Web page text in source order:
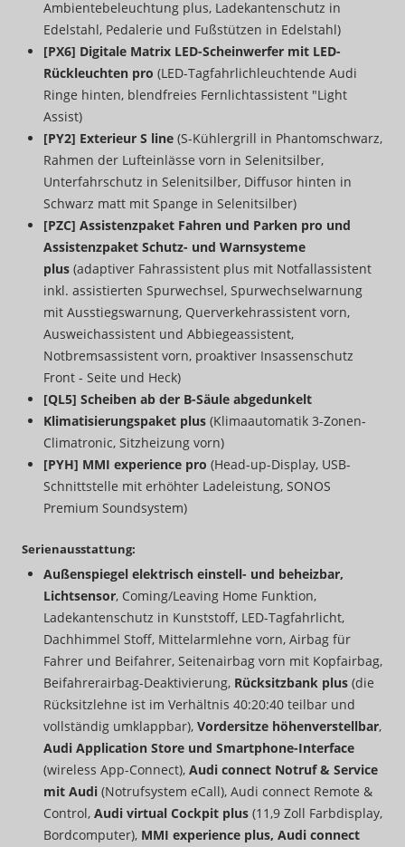
Ambientebeleuchtung plus, Ladekantenschutz in
Edelstahl, Pedalerie und Fußstützen in Edelstahl)
[PX6] Digitale Matrix LED-Scheinwerfer mit LED-
Rückleuchten pro (LED-Tagfahrlichleuchtende Audi
Ringe hinten, blendfreies Fernlichtassistent "Light
Assist)
[PY2] Exterieur S line (S-Kühlergrill in Phantomschwarz,
Rahmen der Lufteinlässe vorn in Selenitsilber,
Unterfahrschutz in Selenitsilber, Diffusor hinten in
Schwarz matt mit Spange in Selenitsilber)
[PZC] Assistenzpaket Fahren und Parken pro und
Assistenzpaket Schutz- und Warnsysteme
plus (adaptiver Fahrassistent plus mit Notfallassistent
inkl. assistierten Spurwechsel, Spurwechselwarnung
mit Ausstiegswarnung, Querverkehrassistent vorn,
Ausweichassistent und Abbiegeassistent,
Notbremsassistent vorn, proaktiver Insassenschutz
Front - Seite und Heck)
[QL5] Scheiben ab der B-Säule abgedunkelt
Klimatisierungspaket plus (Klimaautomatik 3-Zonen-
Climatronic, Sitzheizung vorn)
[PYH] MMI experience pro (Head-up-Display, USB-
Schnittstelle mit erhöhter Ladeleistung, SONOS
Premium Soundsystem)
Serienausstattung:
Außenspiegel elektrisch einstell- und beheizbar,
Lichtsensor, Coming/Leaving Home Funktion,
Ladekantenschutz in Kunststoff, LED-Tagfahrlicht,
Dachhimmel Stoff, Mittelarmlehne vorn, Airbag für
Fahrer und Beifahrer, Seitenairbag vorn mit Kopfairbag,
Beifahrerairbag-Deaktivierung, Rücksitzbank plus (die
Rücksitzlehne ist im Verhältnis 40:20:40 teilbar und
vollständig umklappbar), Vordersitze höhenverstellbar,
Audi Application Store und Smartphone-Interface
(wireless App-Connect), Audi connect Notruf & Service
mit Audi (Notrufsystem eCall), Audi connect Remote &
Control, Audi virtual Cockpit plus (11,9 Zoll Farbdisplay,
Bordcomputer), MMI experience plus, Audi connect